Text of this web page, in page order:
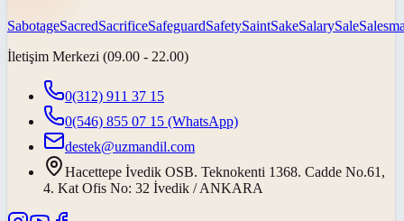
SabotageSacredSacrificeSafeguardSafetySaintSakeSalarySale
İletişim Merkezi (09.00 - 22.00)
0(312) 911 37 15
0(546) 855 07 15 (WhatsApp)
destek@uzmandil.com
Hacettepe İvedik OSB. Teknokenti 1368. Cadde No.61,
4. Kat Ofis No: 32 İvedik / ANKARA